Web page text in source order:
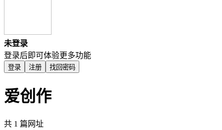
未登录
登录后即可体验更多功能
登录 注册 找回密码
爱创作
共 1 篇网址